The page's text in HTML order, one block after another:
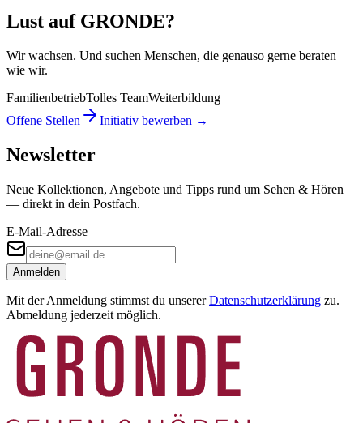
Lust auf GRONDE?
Wir wachsen. Und suchen Menschen, die genauso gerne beraten
wie wir.
FamilienbetriebTolles TeamWeiterbildung
Offene Stellen
Initiativ bewerben →
Newsletter
Neue Kollektionen, Angebote und Tipps rund um Sehen & Hören
— direkt in dein Postfach.
E-Mail-Adresse
Anmelden
Mit der Anmeldung stimmst du unserer Datenschutzerklärung zu.
Abmeldung jederzeit möglich.